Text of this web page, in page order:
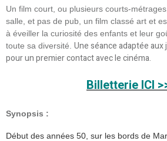
Un film court, ou plusieurs courts-
salle, et pas de pub, un film classé art et
à éveiller la curiosité des enfants et leur
toute sa diversité. Une séance adaptée
pour un premier contact avec le cinéma.
Billetterie ICI
Synopsis :
Début des années 50, sur les bords de